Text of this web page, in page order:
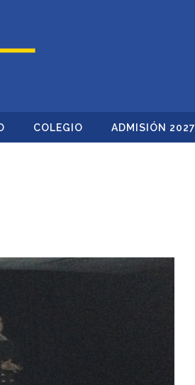
COLEGIO ADMISIÓN 2027